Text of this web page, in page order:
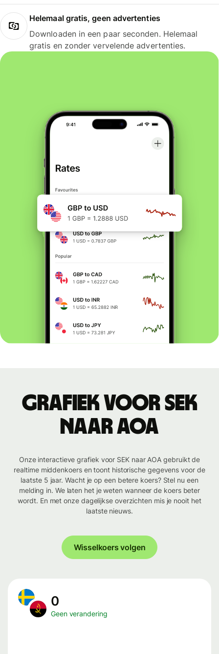
Helemaal gratis, geen advertenties
Downloaden in een paar seconden. Helemaal
gratis en zonder vervelende advertenties.
Grafiek voor SEK
naar AOA
Onze interactieve grafiek voor SEK naar AOA gebruikt de
realtime middenkoers en toont historische gegevens voor de
laatste 5 jaar. Wacht je op een betere koers? Stel nu een
melding in. We laten het je weten wanneer de koers beter
wordt. En met onze dagelijkse overzichten mis je nooit het
laatste nieuws.
Wisselkoers volgen
0
Geen verandering